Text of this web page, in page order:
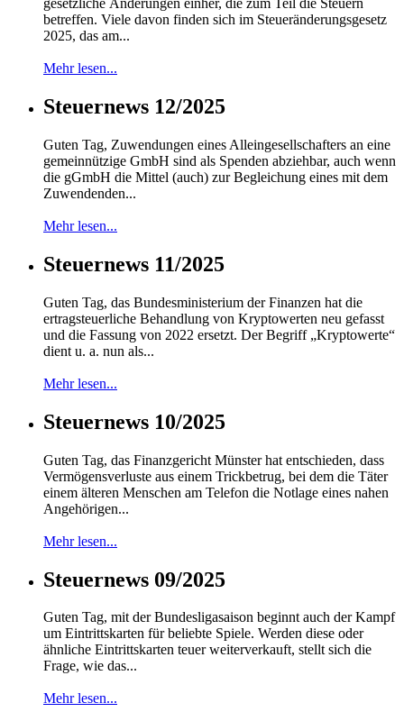
gesetzliche Änderungen einher, die zum Teil die Steuern
betreffen. Viele davon finden sich im Steueränderungsgesetz
2025, das am...
Mehr lesen...
Steuernews 12/2025
Guten Tag, Zuwendungen eines Alleingesellschafters an eine
gemeinnützige GmbH sind als Spenden abziehbar, auch wenn
die gGmbH die Mittel (auch) zur Begleichung eines mit dem
Zuwendenden...
Mehr lesen...
Steuernews 11/2025
Guten Tag, das Bundesministerium der Finanzen hat die
ertragsteuerliche Behandlung von Kryptowerten neu gefasst
und die Fassung von 2022 ersetzt. Der Begriff „Kryptowerte“
dient u. a. nun als...
Mehr lesen...
Steuernews 10/2025
Guten Tag, das Finanzgericht Münster hat entschieden, dass
Vermögensverluste aus einem Trickbetrug, bei dem die Täter
einem älteren Menschen am Telefon die Notlage eines nahen
Angehörigen...
Mehr lesen...
Steuernews 09/2025
Guten Tag, mit der Bundesligasaison beginnt auch der Kampf
um Eintrittskarten für beliebte Spiele. Werden diese oder
ähnliche Eintrittskarten teuer weiterverkauft, stellt sich die
Frage, wie das...
Mehr lesen...